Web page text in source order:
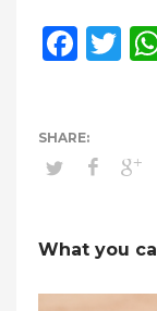
What you